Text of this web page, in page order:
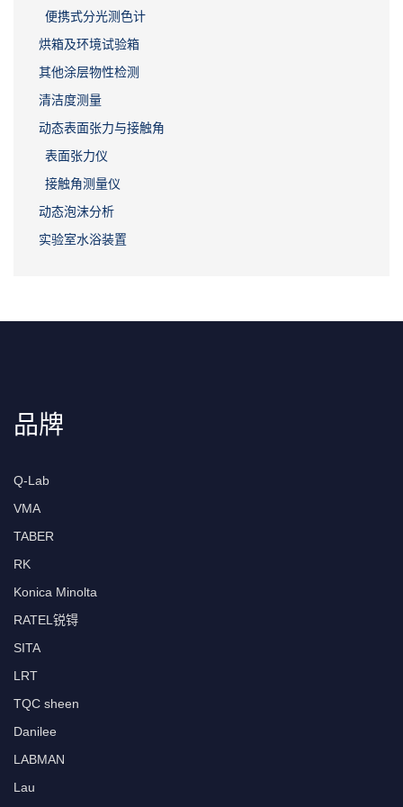
便携式分光测色计
烘箱及环境试验箱
其他涂层物性检测
清洁度测量
动态表面张力与接触角
表面张力仪
接触角测量仪
动态泡沫分析
实验室水浴装置
品牌
Q-Lab
VMA
TABER
RK
Konica Minolta
RATEL锐锝
SITA
LRT
TQC sheen
Danilee
LABMAN
Lau